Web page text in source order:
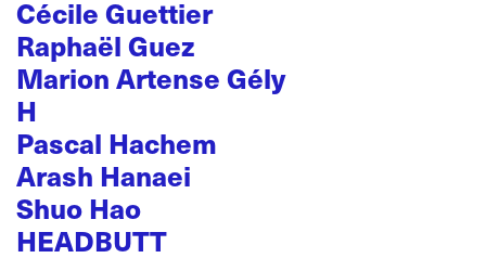
Cécile Guettier
Raphaël Guez
Marion Artense Gély
H
Pascal Hachem
Arash Hanaei
Shuo Hao
HEADBUTT